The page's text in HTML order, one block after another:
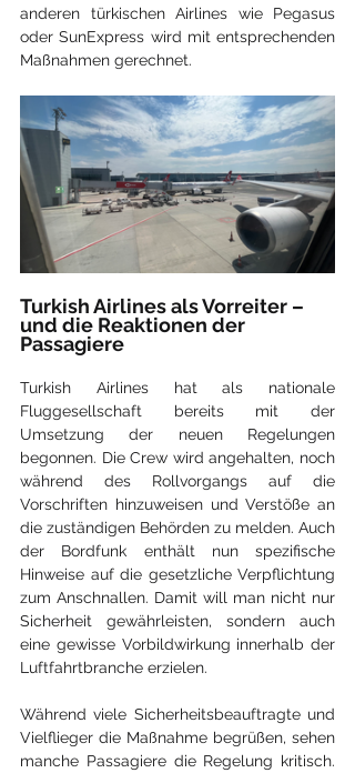
anderen türkischen Airlines wie Pegasus
oder SunExpress wird mit entsprechenden
Maßnahmen gerechnet.
Turkish Airlines als Vorreiter –
und die Reaktionen der
Passagiere
Turkish Airlines hat als nationale
Fluggesellschaft bereits mit der
Umsetzung der neuen Regelungen
begonnen. Die Crew wird angehalten, noch
während des Rollvorgangs auf die
Vorschriften hinzuweisen und Verstöße an
die zuständigen Behörden zu melden. Auch
der Bordfunk enthält nun spezifische
Hinweise auf die gesetzliche Verpflichtung
zum Anschnallen. Damit will man nicht nur
Sicherheit gewährleisten, sondern auch
eine gewisse Vorbildwirkung innerhalb der
Luftfahrtbranche erzielen.
Während viele Sicherheitsbeauftragte und
Vielflieger die Maßnahme begrüßen, sehen
manche Passagiere die Regelung kritisch.